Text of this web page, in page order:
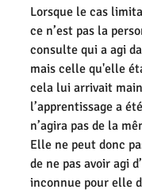
Lorsque le cas
ce n’est pas la
consulte qui a agi
mais celle qu'elle
cela lui arrivait
l’apprentissage a
n’agira pas de la
Elle ne peut donc
de ne pas avoir agi
inconnue pour elle